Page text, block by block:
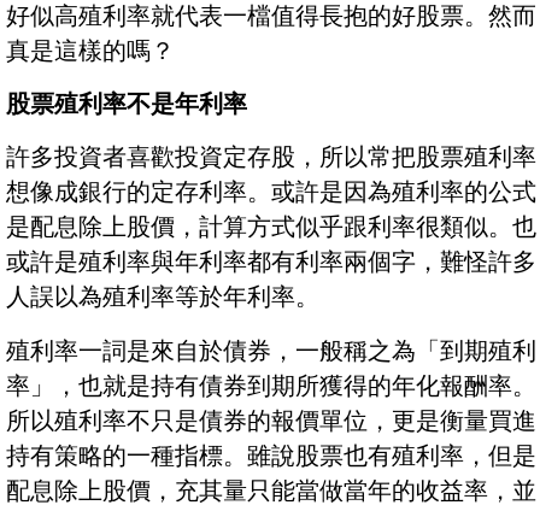
好似高殖利率就代表一檔值得長抱的好股票。然而
真是這樣的嗎？
股票殖利率不是年利率
許多投資者喜歡投資定存股，所以常把股票殖利率
想像成銀行的定存利率。或許是因為殖利率的公式
是配息除上股價，計算方式似乎跟利率很類似。也
或許是殖利率與年利率都有利率兩個字，難怪許多
人誤以為殖利率等於年利率。
殖利率一詞是來自於債券，一般稱之為「到期殖利
率」，也就是持有債券到期所獲得的年化報酬率。
所以殖利率不只是債券的報價單位，更是衡量買進
持有策略的一種指標。雖說股票也有殖利率，但是
配息除上股價，充其量只能當做當年的收益率，並